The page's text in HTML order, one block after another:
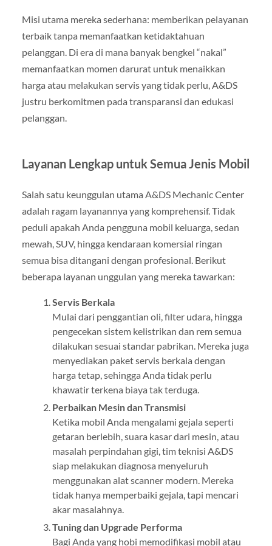
Misi utama mereka sederhana: memberikan pelayanan
terbaik tanpa memanfaatkan ketidaktahuan
pelanggan. Di era di mana banyak bengkel “nakal”
memanfaatkan momen darurat untuk menaikkan
harga atau melakukan servis yang tidak perlu, A&DS
justru berkomitmen pada transparansi dan edukasi
pelanggan.
Layanan Lengkap untuk Semua Jenis Mobil
Salah satu keunggulan utama A&DS Mechanic Center
adalah ragam layanannya yang komprehensif. Tidak
peduli apakah Anda pengguna mobil keluarga, sedan
mewah, SUV, hingga kendaraan komersial ringan
semua bisa ditangani dengan profesional. Berikut
beberapa layanan unggulan yang mereka tawarkan:
Servis Berkala
Mulai dari penggantian oli, filter udara, hingga
pengecekan sistem kelistrikan dan rem semua
dilakukan sesuai standar pabrikan. Mereka juga
menyediakan paket servis berkala dengan
harga tetap, sehingga Anda tidak perlu
khawatir terkena biaya tak terduga.
Perbaikan Mesin dan Transmisi
Ketika mobil Anda mengalami gejala seperti
getaran berlebih, suara kasar dari mesin, atau
masalah perpindahan gigi, tim teknisi A&DS
siap melakukan diagnosa menyeluruh
menggunakan alat scanner modern. Mereka
tidak hanya memperbaiki gejala, tapi mencari
akar masalahnya.
Tuning dan Upgrade Performa
Bagi Anda yang hobi memodifikasi mobil atau